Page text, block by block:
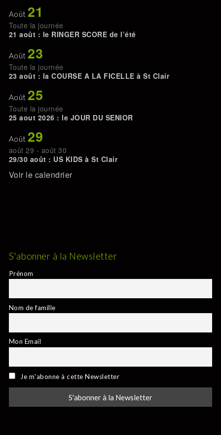
Août 21
Toute la journée
21 août : le RINGER SCORE de l’été
Août 23
Toute la journée
23 août : la COURSE A LA FICELLE à St Clair
Août 25
Toute la journée
25 aout 2026 : le JOUR DU SENIOR
Août 29
août 29 - août 30
29/30 août : US KIDS à St Clair
Voir le calendrier
S'abonner à la Newsletter
Prénom
Nom de famille
Mon Email
Je m'abonne à cette Newsletter